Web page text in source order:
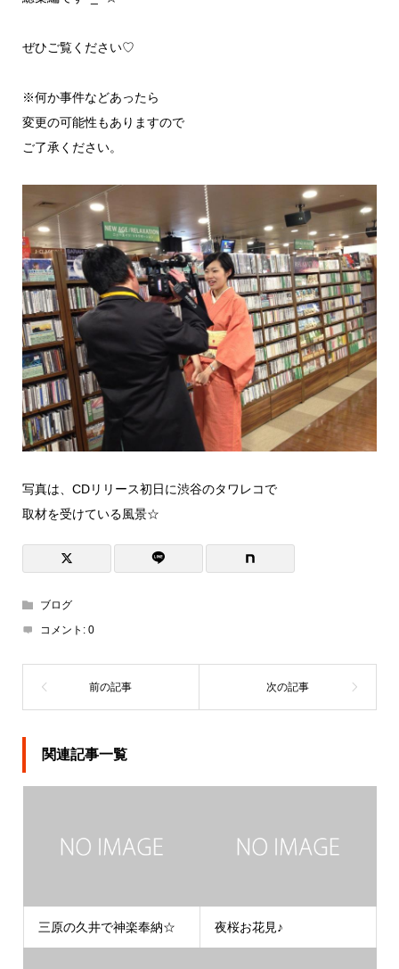
ぜひご覧ください♡
※何か事件などあったら
変更の可能性もありますので
ご了承ください。
写真は、CDリリース初日に渋谷のタワレコで
取材を受けている風景☆
ブログ
コメント: 0
関連記事一覧
三原の久井で神楽奉納☆ 夜桜お花見♪